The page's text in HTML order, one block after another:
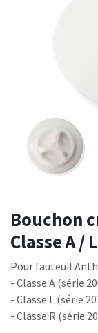
Bouchon
Classe A /
Pour fauteuil
- Classe A (série
- Classe L (série
- Classe R (série